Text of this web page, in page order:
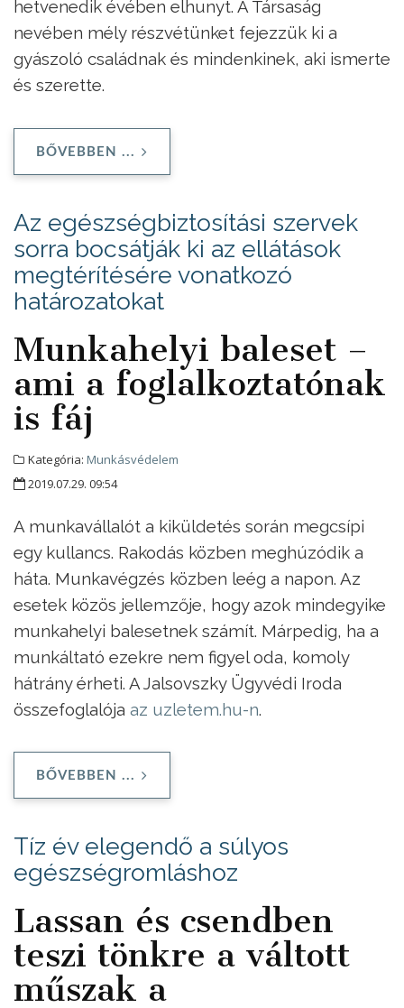
hetvenedik évében elhunyt. A Társaság
nevében mély részvétünket fejezzük ki a
gyászoló családnak és mindenkinek, aki ismerte
és szerette.
BŐVEBBEN ...
Az egészségbiztosítási szervek
sorra bocsátják ki az ellátások
megtérítésére vonatkozó
határozatokat
Munkahelyi baleset –
ami a foglalkoztatónak
is fáj
Kategória: Munkásvédelem
2019.07.29. 09:54
A munkavállalót a kiküldetés során megcsípi
egy kullancs. Rakodás közben meghúzódik a
háta. Munkavégzés közben leég a napon. Az
esetek közös jellemzője, hogy azok mindegyike
munkahelyi balesetnek számít. Márpedig, ha a
munkáltató ezekre nem figyel oda, komoly
hátrány érheti. A Jalsovszky Ügyvédi Iroda
összefoglalója az uzletem.hu-n.
BŐVEBBEN ...
Tíz év elegendő a súlyos
egészségromláshoz
Lassan és csendben
teszi tönkre a váltott
műszak a